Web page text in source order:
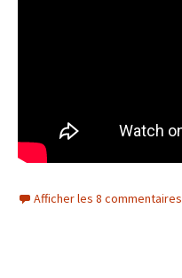
Afficher les 8 commentaires